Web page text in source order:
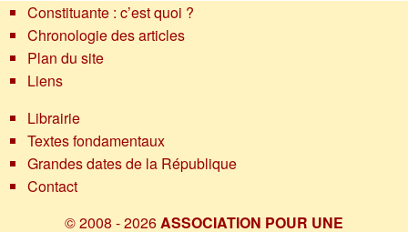
Constituante : c’est quoi ?
Chronologie des articles
Plan du site
Liens
Librairie
Textes fondamentaux
Grandes dates de la République
Contact
© 2008 - 2026ASSOCIATION POUR UNE